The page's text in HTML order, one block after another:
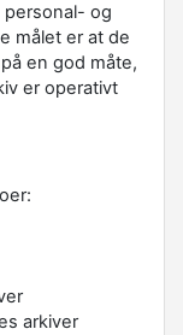
og
målet er at de
en god måte,
er operativt
arkiver